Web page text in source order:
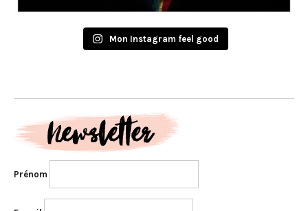
Mon Instagram feel good
Prénom